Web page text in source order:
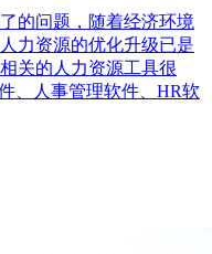
的问题，随着经济环境
力资源的优化升级已是
关的人力资源工具很
、人事管理软件、HR软